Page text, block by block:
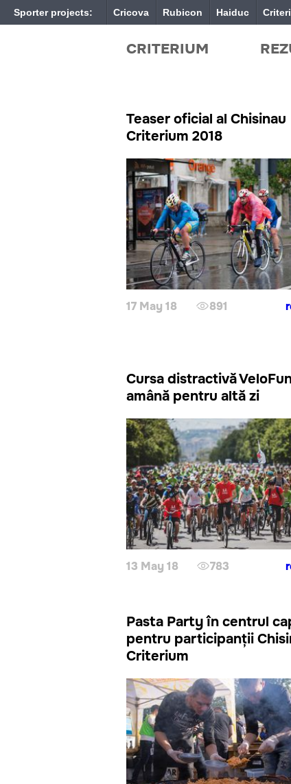
Sporter projects: Cricova Rubicon Haiduc
CRITERIUM
Teaser oficial al Chisinau
Criterium 2018
17 May 18 891
Cursa distractivă
amână pentru altă zi
13 May 18 783
Pasta Party în centrul
pentru participanții
Criterium